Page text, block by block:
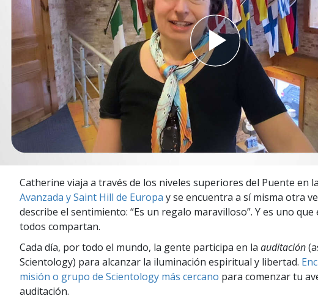
Amor y Odio: ¿Qué es Grandeza?
Catherine viaja a través de los niveles superiores del Puente en la
Avanzada y Saint Hill de Europa y se encuentra a sí misma otra
describe el sentimiento: “Es un regalo maravilloso”. Y es uno que
todos compartan.
Cada día, por todo el mundo, la gente participa en la auditación
Scientology) para alcanzar la iluminación espiritual y libertad.
misión o grupo de Scientology más cercano para comenzar tu
auditación.